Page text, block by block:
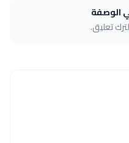
الوصفة
لترك تعليق.